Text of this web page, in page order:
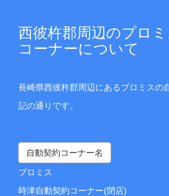
西彼杵郡周辺のプロ
コーナーについて
長崎県西彼杵郡周辺にあるプロミスの
記の通りです。
自動契約コーナー名
プロミス
時津自動契約コーナー(閉店)